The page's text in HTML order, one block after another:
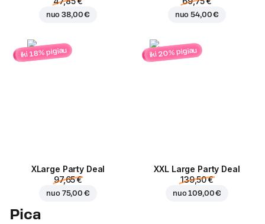
nuo38,00 € nuo54,00 €
iki 18% pigiau
ХLarge Party Deal
97,65 €
nuo 75,00 €
iki 20% pigiau
XXL Large Party Deal
139,50 €
nuo109,00 €
Pica